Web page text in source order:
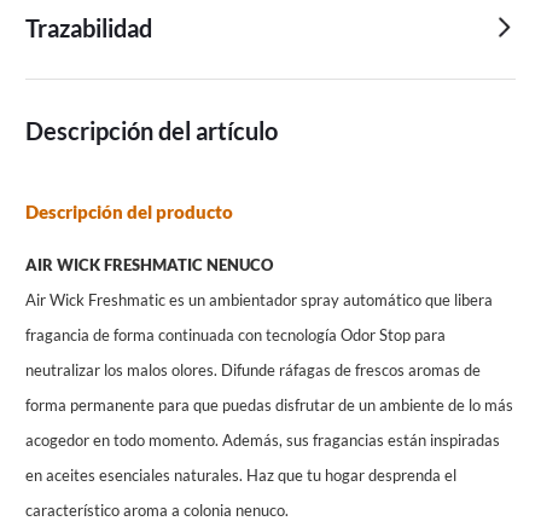
Trazabilidad
Descripción del artículo
Descripción del producto
AIR WICK FRESHMATIC NENUCO
Air Wick Freshmatic es un ambientador spray automático que libera
fragancia de forma continuada con tecnología Odor Stop para
neutralizar los malos olores. Difunde ráfagas de frescos aromas de
forma permanente para que puedas disfrutar de un ambiente de lo más
acogedor en todo momento. Además, sus fragancias están inspiradas
en aceites esenciales naturales. Haz que tu hogar desprenda el
característico aroma a colonia nenuco.